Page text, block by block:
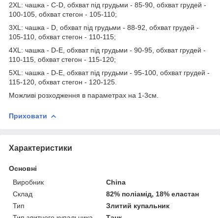
2ХL: чашка - C-D, обхват під грудьми - 85-90, обхват грудей -
100-105, обхват стегон - 105-110;
3ХL: чашка - D, обхват під грудьми - 88-92, обхват грудей -
105-110, обхват стегон - 110-115;
4ХL: чашка - D-E, обхват під грудьми - 90-95, обхват грудей -
110-115, обхват стегон - 115-120;
5ХL: чашка - D-E, обхват під грудьми - 95-100, обхват грудей -
115-120, обхват стегон - 120-125.
Можливі розходження в параметрах на 1-3см.
Приховати
Характеристики
Основні
Виробник
China
Склад
82% поліамід, 18% еластан
Тип
Злитий купальник